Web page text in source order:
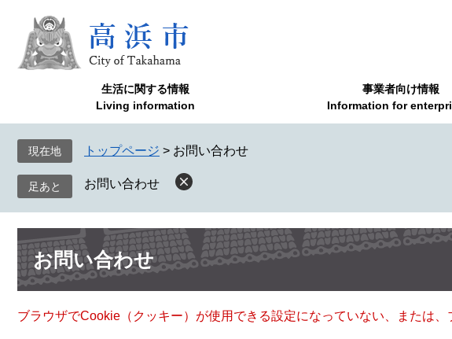
で
ば
へ
生活に関する情報
Living information
事業者向け情報
Information for
現在地 トップページ > お問い合わせ
お問い合わせ
本
文 お問い合わせ
ブラウザでCookie（クッキー）が使用できる設定になっていない、または